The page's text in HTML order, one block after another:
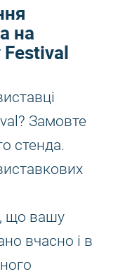
на
Замовте
стенда.
що вашу
вчасно і в